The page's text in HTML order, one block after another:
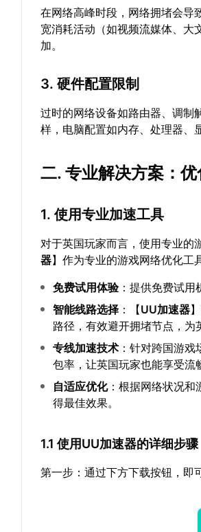
在网络高峰时段，网络拥堵会导
宽消耗活动（如视频流媒体、大
加。
3. 硬件配置限制
过时的网络设备如路由器、调制
样，电脑配置如内存、处理器、
二. 专业解决方案：
1. 使用专业加速工具
对于英国玩家而言，使用专业的
器】作为专业的游戏网络优化工
免费试用体验：提供免费试用
智能线路选择 ：【UU加速器
路径，有效避开拥堵节点，为
专线加速技术 ：针对跨国游戏
包率，让英国玩家也能享受流
自适应优化：根据网络状况和
得最佳效果。
1.1 使用UU加速器的详细步骤
第一步：通过下方下载按钮，即